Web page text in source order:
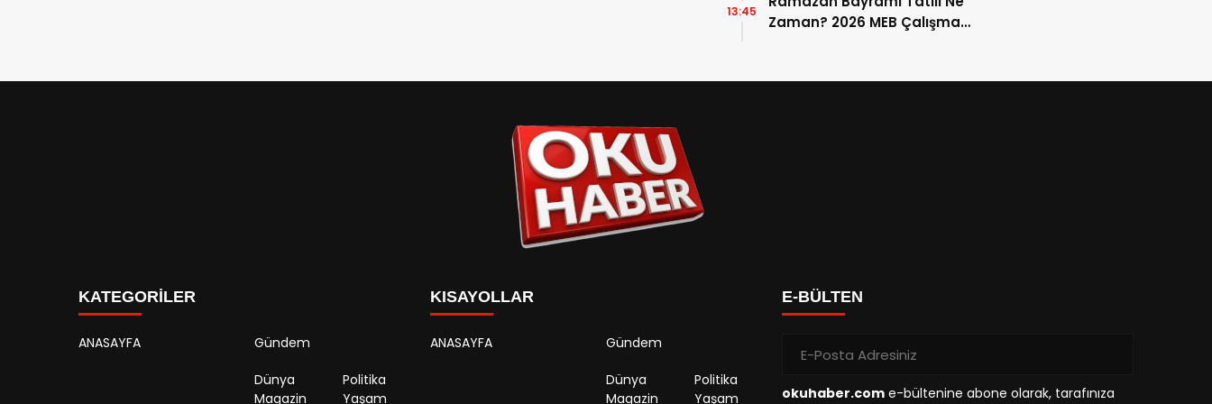
Zaman? 2026 MEB Çalışma
13:45
KATEGORİLER
ANASAYFA Gündem
Dünya
Politika
Magazin
Yaşam
KISAYOLLAR
ANASAYFA Gündem
Dünya
Politika
Magazin
Yaşam
E-BÜLTEN
okuhaber.com e-bültenine abone olarak, tarafınıza